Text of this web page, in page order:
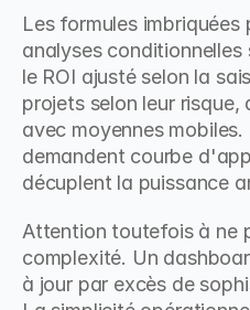
Les formules
analyses
le ROI ajusté selon la
projets selon leur
avec moyennes
demandent courbe
décuplent la puissance
Attention toutefois à ne
complexité. Un
à jour par excès de